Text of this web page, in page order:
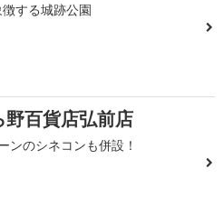
する城跡公園
野百貨店弘前店
ンのシネコンも併設！